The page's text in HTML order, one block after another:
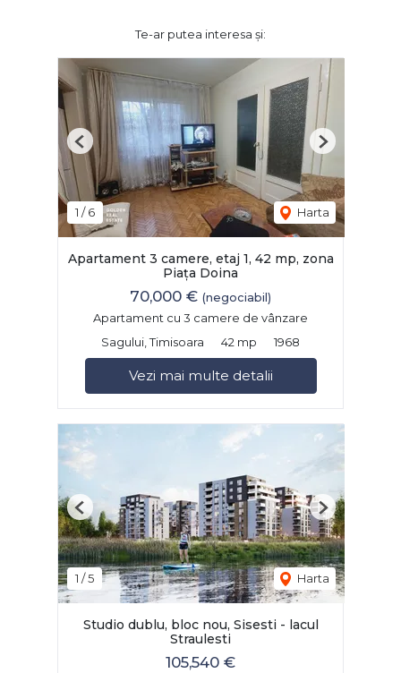
Te-ar putea interesa și:
1 /6 Harta
Previous Next
Apartament 3 camere, etaj 1, 42 mp, zona
Piața Doina
70,000 € (negociabil)
Apartament cu 3 camere de vânzare
Sagului, Timisoara
42 mp 1968
Vezi mai multe detalii
1 /5 Harta
Previous Next
Studio dublu, bloc nou, Sisesti - lacul
Straulesti
105,540 €